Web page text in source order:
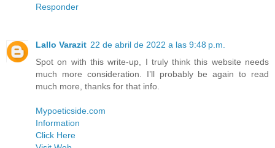
Responder
Lallo Varazit 22 de abril de 2022 a las 9:48 p.m.
Spot on with this write-up, I truly think this website needs
much more consideration. I’ll probably be again to read
much more, thanks for that info.
Mypoeticside.com
Information
Click Here